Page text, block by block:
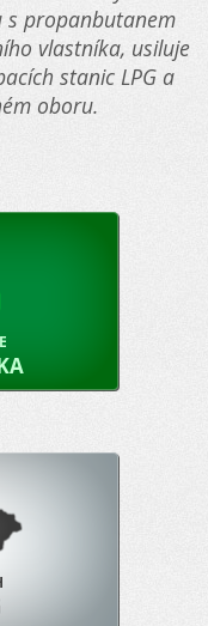
s propanbutanem
vlastníka, usiluje
stanic LPG a
oboru.